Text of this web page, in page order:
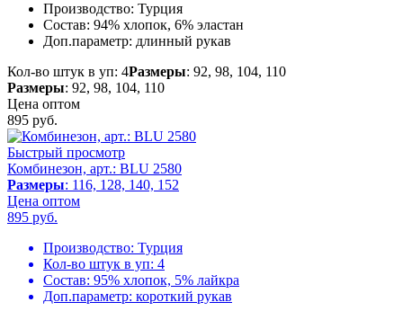
Производство: Турция
Состав: 94% хлопок, 6% эластан
Доп.параметр: длинный рукав
Кол-во штук в уп: 4Размеры: 92, 98, 104, 110
Размеры: 92, 98, 104, 110
Цена оптом
895 руб.
Быстрый просмотр
Комбинезон, арт.: BLU 2580
Размеры: 116, 128, 140, 152
Цена оптом
895 руб.
Производство: Турция
Кол-во штук в уп: 4
Состав: 95% хлопок, 5% лайкра
Доп.параметр: короткий рукав